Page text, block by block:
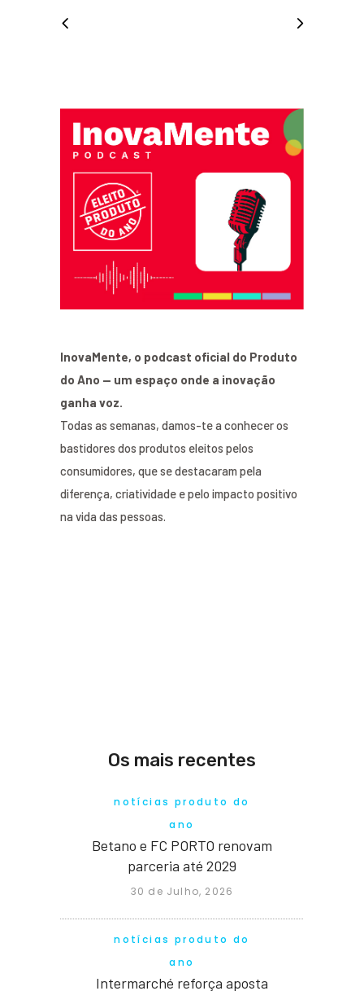
InovaMente, o podcast oficial do Produto
do Ano — um espaço onde a inovação
ganha voz.
Todas as semanas, damos-te a conhecer os
bastidores dos produtos eleitos pelos
consumidores, que se destacaram pela
diferença, criatividade e pelo impacto positivo
na vida das pessoas.
Os mais recentes
notícias produto do
ano
Betano e FC PORTO renovam
parceria até 2029
30 de Julho, 2026
notícias produto do
ano
Intermarché reforça aposta